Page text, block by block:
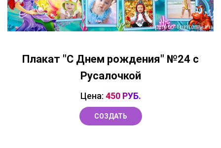
Плакат "С Днем рождения" №24 с
Русалочкой
Цена: 450 РУБ.
СОЗДАТЬ